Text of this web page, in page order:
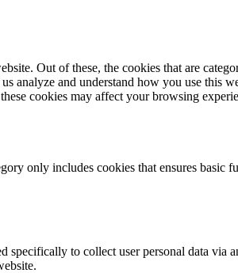
Out of these, the cookies that are
analyze and understand how you use this
cookies may affect your browsing
only includes cookies that ensures basic
to collect user personal data via